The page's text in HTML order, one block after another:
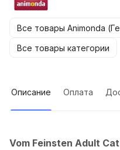
Все товары Animonda
Все товары категории
Описание Оплата
Vom Feinsten Adult